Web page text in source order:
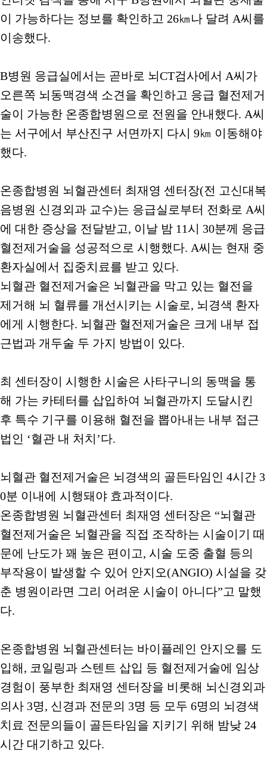
이 가능하다는 정보를 확인하고 26㎞나 달려 A씨를
이송했다.
B병원 응급실에서는 곧바로 뇌CT검사에서 A씨가
오른쪽 뇌동맥경색 소견을 확인하고 응급 혈전제거
술이 가능한 온종합병원으로 전원을 안내했다. A씨
는 서구에서 부산진구 서면까지 다시 9㎞ 이동해야
했다.
온종합병원 뇌혈관센터 최재영 센터장(전 고신대복
음병원 신경외과 교수)는 응급실로부터 전화로 A씨
에 대한 증상을 전달받고, 이날 밤 11시 30분께 응급
혈전제거술을 성공적으로 시행했다. A씨는 현재 중
환자실에서 집중치료를 받고 있다.
뇌혈관 혈전제거술은 뇌혈관을 막고 있는 혈전을
제거해 뇌 혈류를 개선시키는 시술로, 뇌경색 환자
에게 시행한다. 뇌혈관 혈전제거술은 크게 내부 접
근법과 개두술 두 가지 방법이 있다.
최 센터장이 시행한 시술은 사타구니의 동맥을 통
해 가는 카테터를 삽입하여 뇌혈관까지 도달시킨
후 특수 기구를 이용해 혈전을 뽑아내는 내부 접근
법인 ‘혈관 내 처치’다.
뇌혈관 혈전제거술은 뇌경색의 골든타임인 4시간 3
0분 이내에 시행돼야 효과적이다.
온종합병원 뇌혈관센터 최재영 센터장은 “뇌혈관
혈전제거술은 뇌혈관을 직접 조작하는 시술이기 때
문에 난도가 꽤 높은 편이고, 시술 도중 출혈 등의
부작용이 발생할 수 있어 안지오(ANGIO) 시설을 갖
춘 병원이라면 그리 어려운 시술이 아니다”고 말했
다.
온종합병원 뇌혈관센터는 바이플레인 안지오를 도
입해, 코일링과 스텐트 삽입 등 혈전제거술에 임상
경험이 풍부한 최재영 센터장을 비롯해 뇌신경외과
의사 3명, 신경과 전문의 3명 등 모두 6명의 뇌경색
치료 전문의들이 골든타임을 지키기 위해 밤낮 24
시간 대기하고 있다.